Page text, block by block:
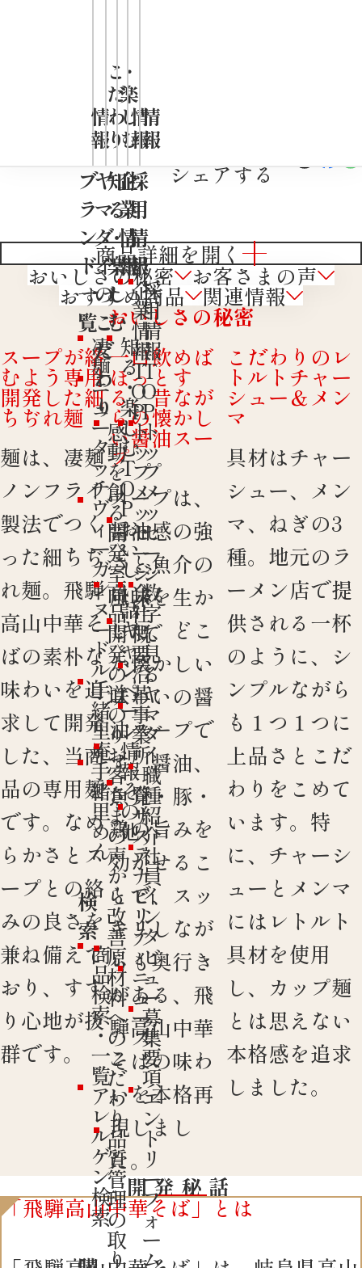
情
報
ブ
ラ
ン
ド
一
覧
凄
麺
ニ
ュ
ー
タ
ッ
チ
ヴ
ィ
ー
ガ
ン
ヌ
ー
ド
ル
手
緒
里
庵
手
緒
里
め
ん
検
索
商
品
検
索
・
一
覧
ア
レ
ル
ゲ
ン
検
索
こ
だ
わ
り
ヤ
マ
ダ
イ
の
こ
だ
わ
り
感
動
を
創
る
開
発
室
商
品
開
発
の
道
の
り
お
客
さ
ま
の
声
か
ら
改
善
原
材
料
へ
の
こ
だ
わ
り
品
質
管
理
の
取
り
・
楽
し
む
知
る
・
楽
し
む
知
る
・
楽
し
む
T
O
P
お
い
し
い
話
キ
ャ
ン
ペ
ー
ン
情
報
そ
の
他
情
報
企
業
情
報
企
業
情
報
T
O
P
ト
ッ
プ
メ
ッ
セ
ー
ジ
会
社
概
要
沿
革
事
業
所
一
覧
サ
ス
テ
ナ
ビ
リ
テ
ィ
ニ
ュ
ー
ス
情
報
採
用
情
報
採
用
情
報
T
O
P
ト
ッ
プ
メ
ッ
セ
ー
ジ
数
字
で
見
る
ヤ
マ
ダ
イ
職
種
紹
介
社
員
イ
ン
タ
ビ
ュ
ー
募
集
要
項
エ
ン
ト
リ
ー
フ
ォ
ー
ム
シェアする
商品詳細を開く
おいしさの秘密 お客さまの声
おすすめ商品 関連情報
おいしさの秘密
スープが絡
むよう専用
開発した細
ちぢれ麺
麺は、凄麺
ノンフライ
製法でつく
った細ちぢ
れ麺。飛騨
高山中華そ
ばの素朴な
味わいを追
求して開発
した、当商
品の専用麺
です。なめ
らかさとス
ープとの絡
みの良さを
兼ね備えて
おり、すす
り心地が抜
群です。
一口飲めば
ほっとす
る、昔なが
らの懐かし
い醤油スー
プ
スープは、
醤油感の強
さと魚介の
風味を生か
した、どこ
か懐かしい
味わいの醤
油スープで
す。醤油、
魚介・豚・
鶏の旨みを
効かせるこ
とで、スッ
キリしなが
らも奥行き
がある、飛
騨高山中華
そばの味わ
いを本格再
現しまし
た。
こだわりのレ
トルトチャー
シュー＆メン
マ
具材はチャー
シュー、メン
マ、ねぎの3
種。地元のラ
ーメン店で提
供される一杯
のように、シ
ンプルながら
も１つ１つに
上品さとこだ
わりをこめて
います。特
に、チャーシ
ューとメンマ
にはレトルト
具材を使用
し、カップ麺
とは思えない
本格感を追求
しました。
開発秘話
「飛騨高山中華そば」とは